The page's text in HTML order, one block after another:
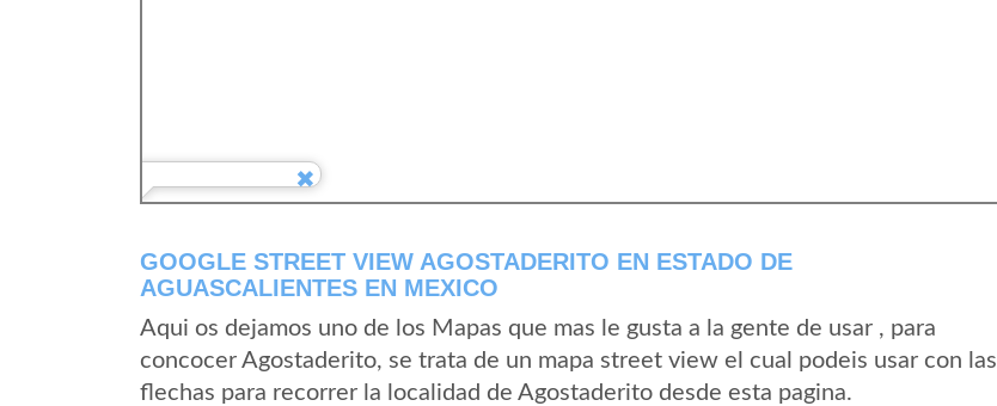
GOOGLE STREET VIEW AGOSTADERITO EN ESTADO DE
AGUASCALIENTES EN MEXICO
Aqui os dejamos uno de los Mapas que mas le gusta a la gente de usar , para
concocer Agostaderito, se trata de un mapa street view el cual podeis usar con las
flechas para recorrer la localidad de Agostaderito desde esta pagina.